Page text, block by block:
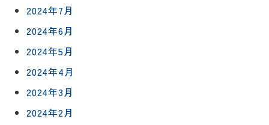
2024年7月
2024年6月
2024年5月
2024年4月
2024年3月
2024年2月